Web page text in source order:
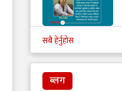
सबै हेर्नुहोस
ब्लग